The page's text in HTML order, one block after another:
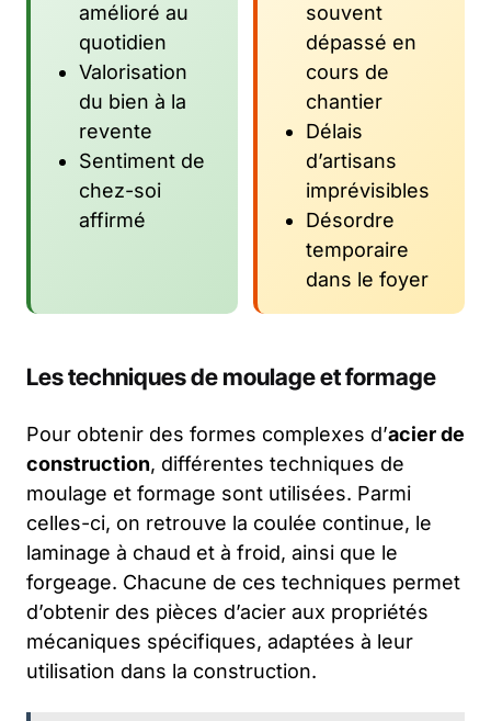
amélioré au
quotidien
Valorisation
du bien à la
revente
Sentiment de
chez-soi
affirmé
souvent
dépassé en
cours de
chantier
Délais
d’artisans
imprévisibles
Désordre
temporaire
dans le foyer
Les techniques de moulage et formage
Pour obtenir des formes complexes d’acier de
construction, différentes techniques de
moulage et formage sont utilisées. Parmi
celles-ci, on retrouve la coulée continue, le
laminage à chaud et à froid, ainsi que le
forgeage. Chacune de ces techniques permet
d’obtenir des pièces d’acier aux propriétés
mécaniques spécifiques, adaptées à leur
utilisation dans la construction.